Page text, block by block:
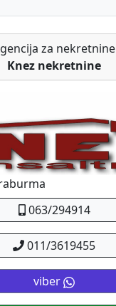
za nekretnine
Knez nekretnine
063/294914
011/3619455
viber